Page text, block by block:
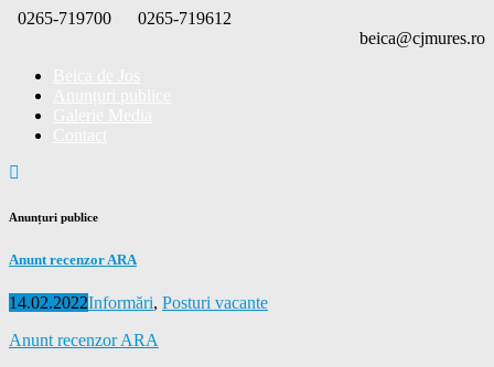
Skip
0265-719700
0265-719612
beica@cjmures.ro
Anunțuri publice
Anunt recenzor ARA
Posted
14.02.2022Categories
Informări, Posturi vacante
Anunt recenzor ARA